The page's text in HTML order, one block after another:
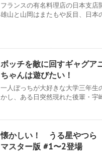
フランスの有名料理店の日本支店
雄山と山岡はまたもや反目、日本
ボッチを敵に回すギャグ
ちゃんは遊びたい！
一人ぼっちが大好きな大学三年生
かし、ある日突然現れた後輩・宇
懐かしい！ うる星やつら
マスター版 #1〜2登場